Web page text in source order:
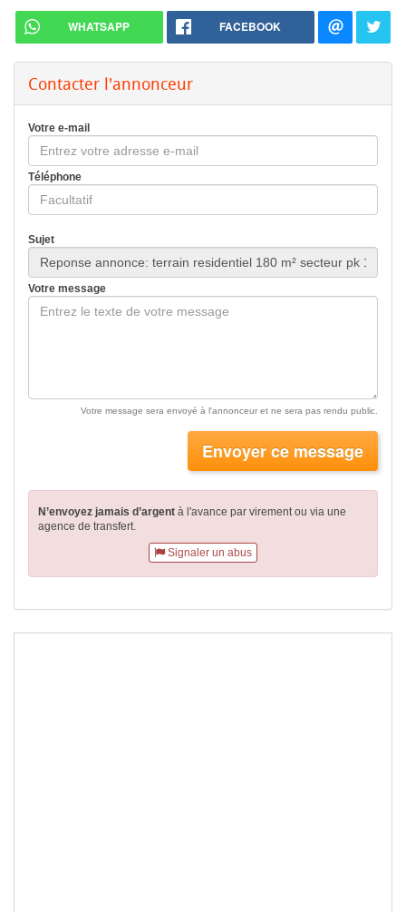
WHATSAPP FACEBOOK
Contacter l'annonceur
Votre e-mail
Téléphone
Sujet
Votre message
Votre message sera envoyé à l'annonceur et ne sera pas rendu public.
Envoyer ce message
N’envoyez jamais d’argent à l'avance par virementou via une
agence de transfert.
Signaler un abus